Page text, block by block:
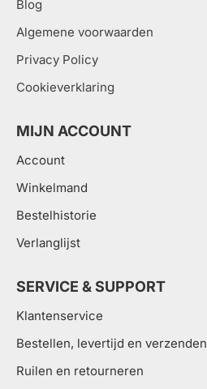
Blog
Algemene voorwaarden
Privacy Policy
Cookieverklaring
MIJN ACCOUNT
Account
Winkelmand
Bestelhistorie
Verlanglijst
SERVICE & SUPPORT
Klantenservice
Bestellen, levertijd en verzenden
Ruilen en retourneren